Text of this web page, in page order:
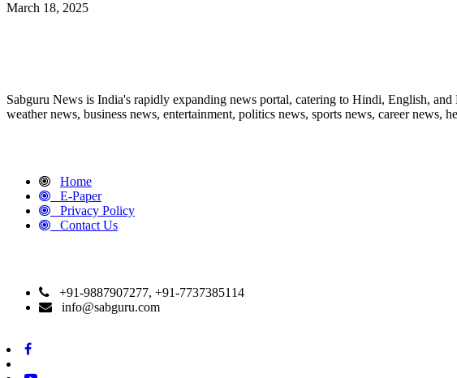
March 18, 2025
Sabguru News is India's rapidly expanding news portal, catering to Hindi, English,
weather news, business news, entertainment, politics news, sports news, career news,
Home
E-Paper
Privacy Policy
Contact Us
+91-9887907277, +91-7737385114
info@sabguru.com